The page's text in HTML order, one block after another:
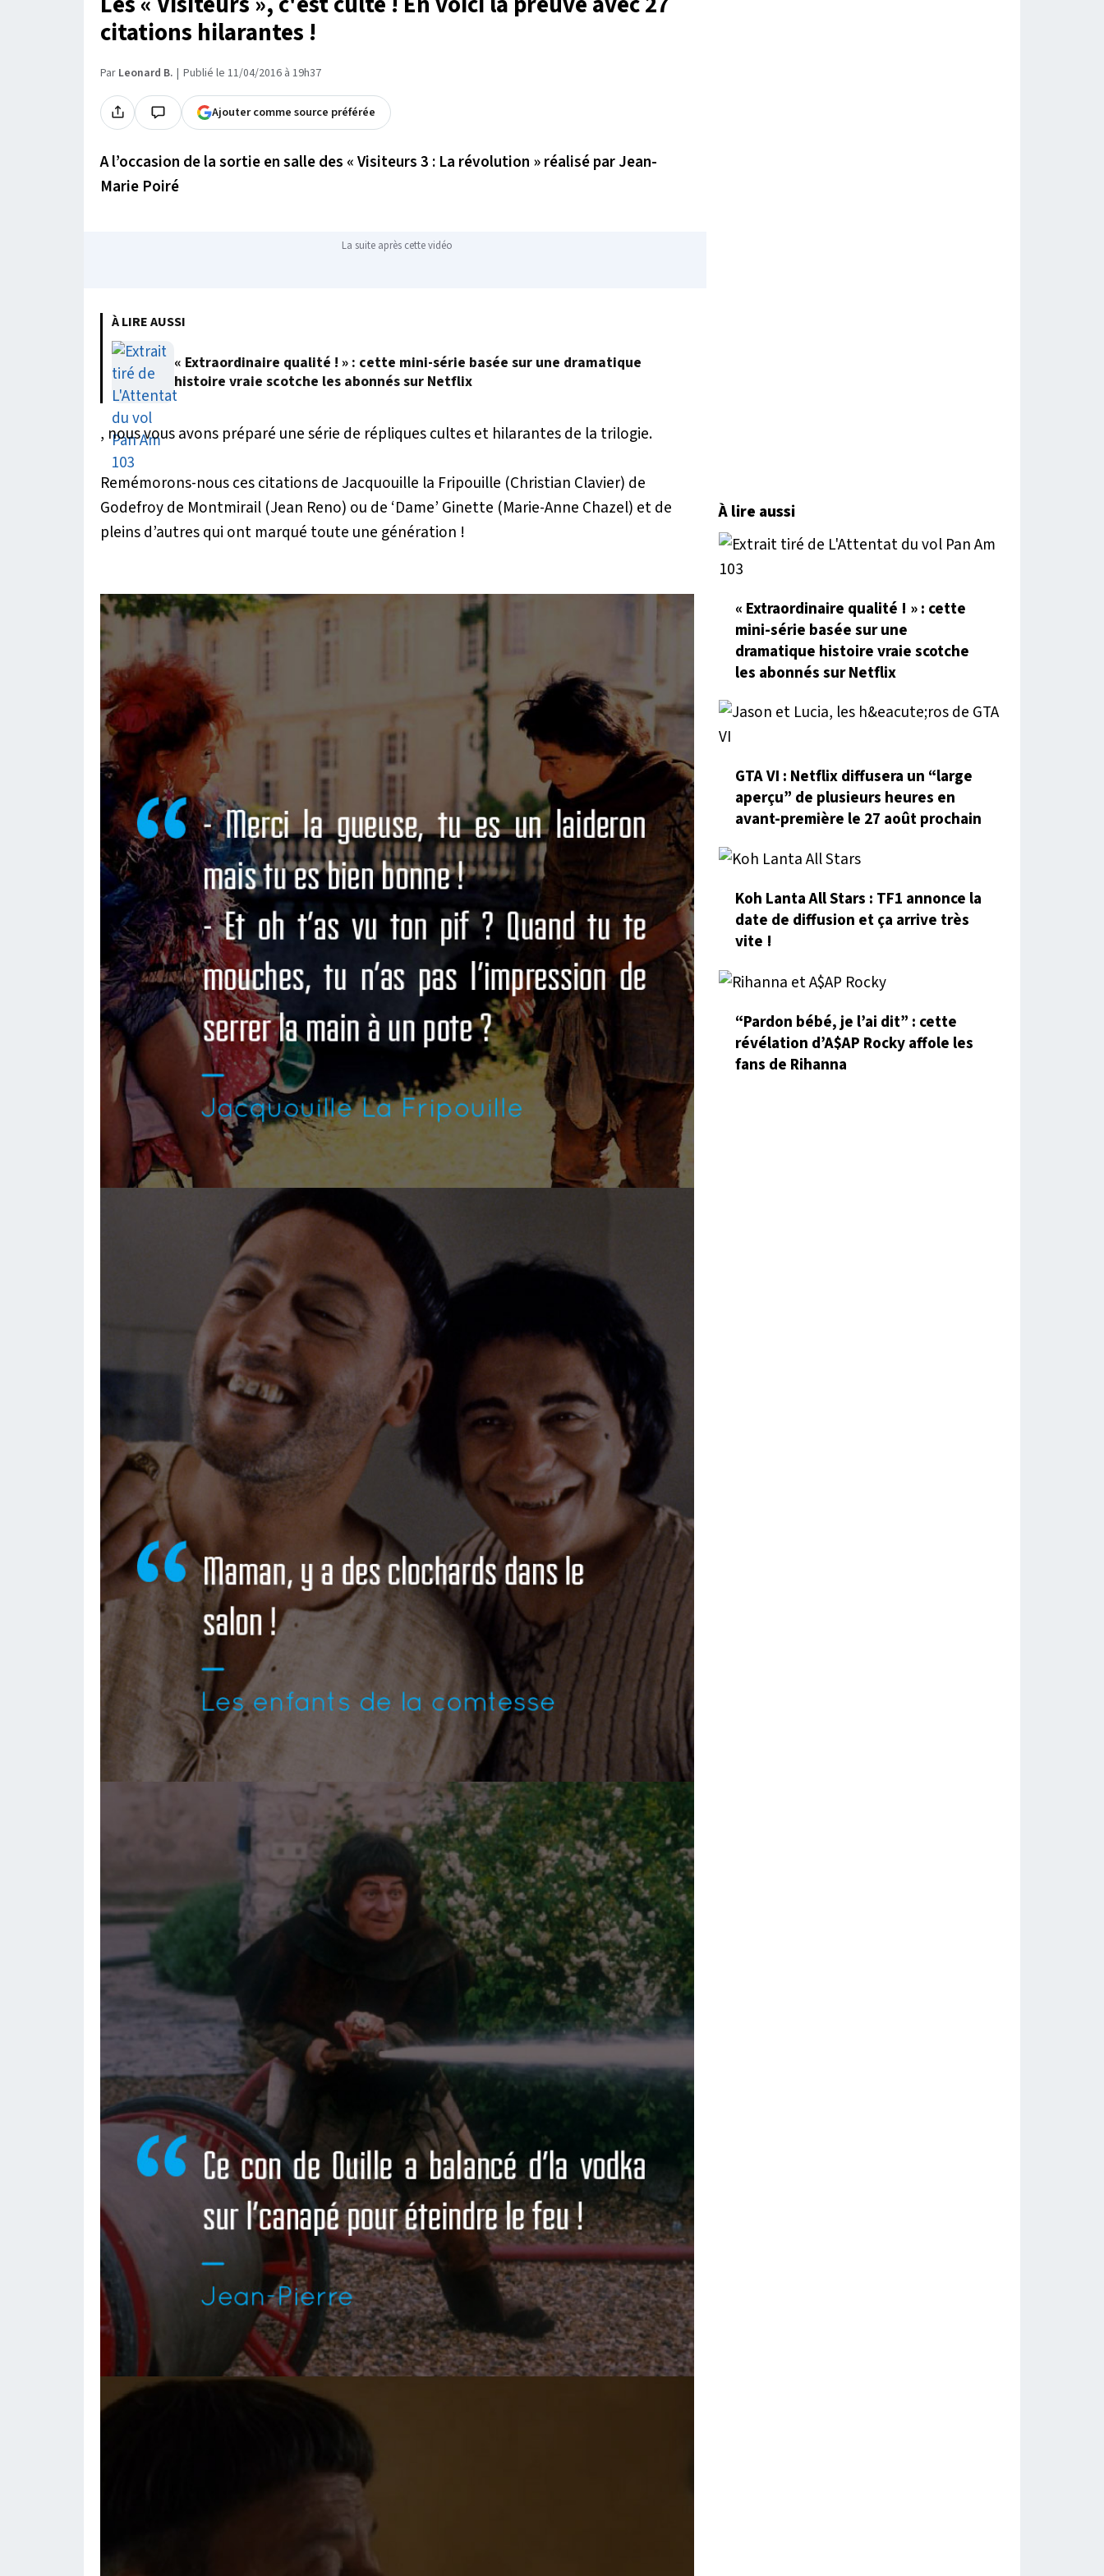
citations hilarantes !
Par Leonard B. Publié le 11/04/2016 à 19h37
Ajouter comme source préférée
A l’occasion de la sortie en salle des « Visiteurs 3 : La révolution » réalisé par Jean-
Marie Poiré
La suite après cette vidéo
À LIRE AUSSI
« Extraordinaire qualité ! » : cette mini-série basée sur une dramatique
histoire vraie scotche les abonnés sur Netflix
, nous vous avons préparé une série de répliques cultes et hilarantes de la trilogie.
Remémorons-nous ces citations de Jacquouille la Fripouille (Christian Clavier) de
Godefroy de Montmirail (Jean Reno) ou de ‘Dame’ Ginette (Marie-Anne Chazel) et de
pleins d’autres qui ont marqué toute une génération !
À lire aussi
« Extraordinaire qualité ! » : cette
mini-série basée sur une
dramatique histoire vraie scotche
les abonnés sur Netflix
GTA VI : Netflix diffusera un “large
aperçu” de plusieurs heures en
avant-première le 27 août prochain
Koh Lanta All Stars : TF1 annonce la
date de diffusion et ça arrive très
vite !
“Pardon bébé, je l’ai dit” : cette
révélation d’A$AP Rocky affole les
fans de Rihanna